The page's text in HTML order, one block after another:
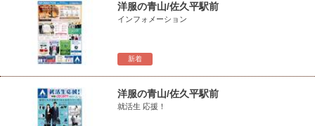
新着
洋服の青山/佐久平駅前
インフォメーション
洋服の青山/佐久平駅前
就活生 応援！